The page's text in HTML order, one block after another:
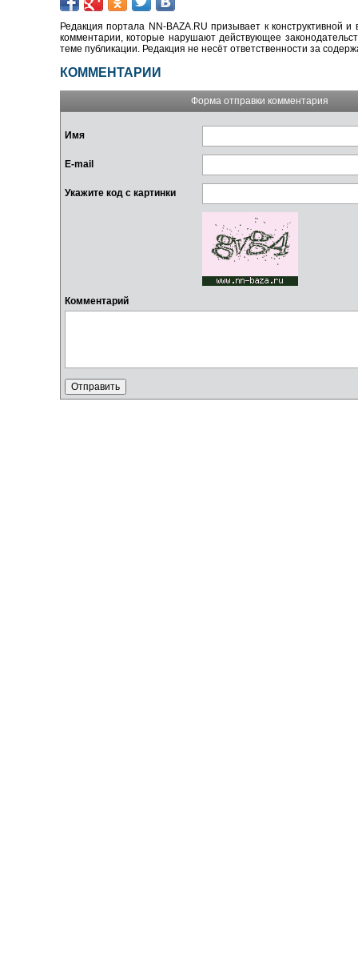
Редакция портала NN-BAZA.RU призывает к конструктивной
комментарии, которые нарушают действующее
теме публикации. Редакция не несёт ответственности за
КОММЕНТАРИИ
Форма отправки комментария
Имя
E-mail
Укажите код с картинки
Комментарий